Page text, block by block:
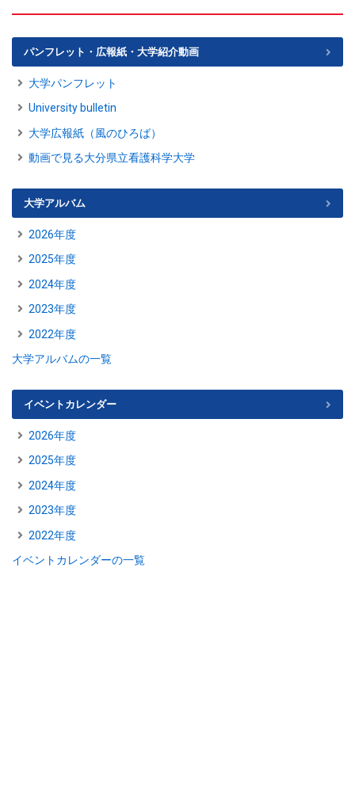
パンフレット・広報紙・大学紹介動画
大学パンフレット
University bulletin
大学広報紙（風のひろば）
動画で見る大分県立看護科学大学
大学アルバム
2026年度
2025年度
2024年度
2023年度
2022年度
大学アルバムの一覧
イベントカレンダー
2026年度
2025年度
2024年度
2023年度
2022年度
イベントカレンダーの一覧